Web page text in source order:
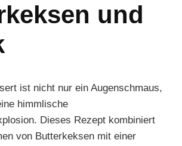
und
ist nicht nur ein Augenschmaus,
himmlische
Dieses Rezept kombiniert
von Butterkeksen mit einer